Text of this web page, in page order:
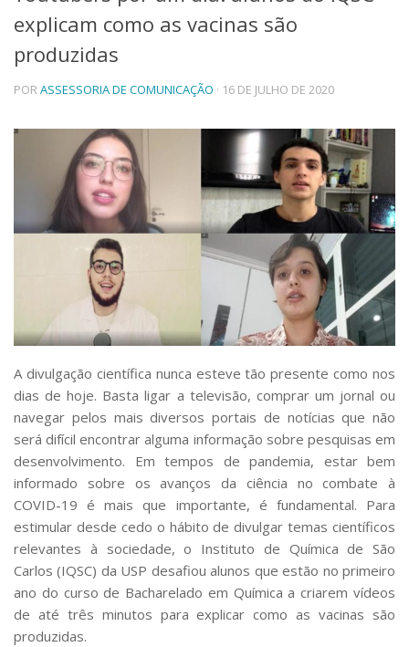
Telefones e Mapas
Pessoas
Ensino
Graduação
Educação a distância
Cursos de Extensão
Pesquisa e Inovação
Linhas de Pesquisa
Centros, Núcleos e Projetos em Rede
Pós-doutorado
Iniciação Científica
Transferência de Tecnologia
Empresas Juniores
Extensão à Comunidade
Artes, Cultura e Esportes
Museus e Espaços Interativos
Serviços
Bibliotecas
Apoio ao Estudante
Segurança, Trânsito e Prevenção
RH, Administrativo e Financeiro
Outros serviços
Comunicação
Assessorias e Mídias
Aplicativos e Sites
Jornal da USP
Agenda de Eventos
explicam como as vacinas são
produzidas
PORASSESSORIA DE COMUNICAÇÃO · 16 DE JULHO DE 2020
A divulgação científica nunca esteve tão presente como nos
dias de hoje. Basta ligar a televisão, comprar um jornal ou
navegar pelos mais diversos portais de notícias que não
será difícil encontrar alguma informação sobre pesquisas em
desenvolvimento. Em tempos de pandemia, estar bem
informado sobre os avanços da ciência no combate à
COVID-19 é mais que importante, é fundamental. Para
estimular desde cedo o hábito de divulgar temas científicos
relevantes à sociedade, o Instituto de Química de São
Carlos (IQSC) da USP desafiou alunos que estão no primeiro
ano do curso de Bacharelado em Química a criarem vídeos
de até três minutos para explicar como as vacinas são
produzidas.